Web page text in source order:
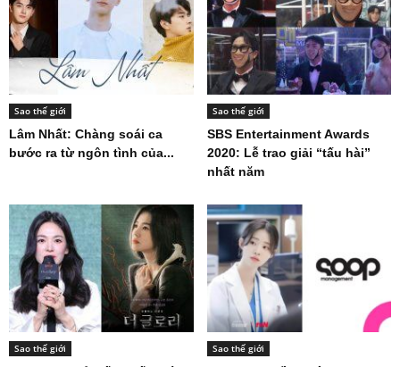
Bài ngẫu nhiên
Sao thế giới
Lâm Nhất: Chàng soái ca
bước ra từ ngôn tình của...
Sao thế giới
SBS Entertainment Awards
2020: Lễ trao giải “tấu hài”
nhất năm